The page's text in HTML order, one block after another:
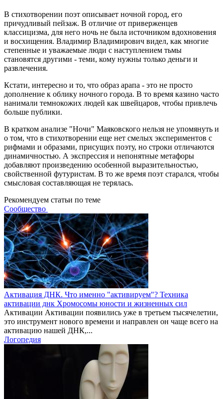
В стихотворении поэт описывает ночной город, его
причудливый пейзаж. В отличие от приверженцев
классицизма, для него ночь не была источником вдохновения
и восхищения. Владимир Владимирович видел, как многие
степенные и уважаемые люди с наступлением тьмы
становятся другими - теми, кому нужны только деньги и
развлечения.
Кстати, интересно и то, что образ арапа - это не просто
дополнение к облику ночного города. В то время казино часто
нанимали темнокожих людей как швейцаров, чтобы привлечь
больше публики.
В кратком анализе "Ночи" Маяковского нельзя не упомянуть и
о том, что в стихотворении еще нет смелых экспериментов с
рифмами и образами, присущих поэту, но строки отличаются
динамичностью. А экспрессия и непонятные метафоры
добавляют произведению особенной выразительностью,
свойственной футуристам. В то же время поэт старался, чтобы
смысловая составляющая не терялась.
Рекомендуем статьи по теме
Сообщество
Активация ДНК. Что именно "активируем"? Техника
активации днк Хромосомы юности и жизненных сил
Активации Активации появились уже в третьем тысячелетии,
это инструмент нового времени и направлен он чаще всего на
активацию нашей ДНК,...
Логопедия